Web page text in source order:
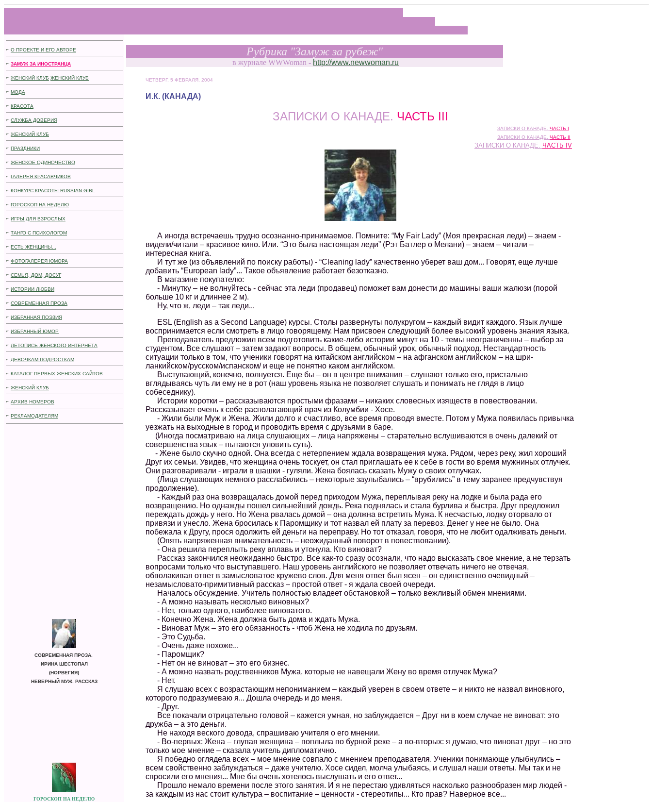
О ПРОЕКТЕ И ЕГО АВТОРЕ
ЗАМУЖ ЗА ИНОСТРАНЦА
ЖЕНСКИЙ КЛУБ ЖЕНСКИЙ КЛУБ
МОДА
КРАСОТА
СЛУЖБА ДОВЕРИЯ
ЖЕНСКИЙ КЛУБ
ПРАЗДНИКИ
ЖЕНСКОЕ ОДИНОЧЕСТВО
ГАЛЕРЕЯ КРАСАВЧИКОВ
КОНКУРС КРАСОТЫ RUSSIAN GIRL
ГОРОСКОП НА НЕДЕЛЮ
ИГРЫ ДЛЯ ВЗРОСЛЫХ
ТАНГО С ПСИХОЛОГОМ
ЕСТЬ ЖЕНЩИНЫ...
ФОТОГАЛЕРЕЯ ЮМОРА
СЕМЬЯ, ДОМ, ДОСУГ
ИСТОРИИ ЛЮБВИ
СОВРЕМЕННАЯ ПРОЗА
ИЗБРАННАЯ ПОЭЗИЯ
ИЗБРАННЫЙ ЮМОР
ЛЕТОПИСЬ ЖЕНСКОГО ИНТЕРНЕТА
ДЕВОЧКАМ-ПОДРОСТКАМ
КАТАЛОГ ПЕРВЫХ ЖЕНСКИХ САЙТОВ
ЖЕНСКИЙ КЛУБ
АРХИВ НОМЕРОВ
РЕКЛАМОДАТЕЛЯМ
СОВРЕМЕННАЯ ПРОЗА.
ИРИНА ШЕСТОПАЛ
(НОРВЕГИЯ)
НЕВЕРНЫЙ МУЖ. РАССКАЗ
ГОРОСКОП НА НЕДЕЛЮ
Рубрика "Замуж за рубеж"
в журнале WWWoman - http://www.newwoman.ru
ЧЕТВЕРГ, 5 ФЕВРАЛЯ, 2004
И.К. (КАНАДА)
ЗАПИСКИ О КАНАДЕ. ЧАСТЬ III
ЗАПИСКИ О КАНАДЕ. ЧАСТЬ I
ЗАПИСКИ О КАНАДЕ. ЧАСТЬ II
ЗАПИСКИ О КАНАДЕ. ЧАСТЬ IV
А иногда встречаешь трудно осознанно-принимаемое. Помните: “My Fair Lady” (Моя прекрасная леди) – знаем -
видели/читали – красивое кино. Или. “Это была настоящая леди” (Рэт Батлер о Мелани) – знаем – читали –
интересная книга.
И тут же (из объявлений по поиску работы) - “Cleaning lady” качественно уберет ваш дом... Говорят, еще лучше
добавить “European lady”... Такое объявление работает безотказно.
В магазине покупателю:
- Минутку – не волнуйтесь - сейчас эта леди (продавец) поможет вам донести до машины ваши жалюзи (порой
больше 10 кг и длиннее 2 м).
Ну, что ж, леди – так леди...
ESL (English as a Second Language) курсы. Столы развернуты полукругом – каждый видит каждого. Язык лучше
воспринимается если смотреть в лицо говорящему. Нам присвоен следующий более высокий уровень знания языка.
Преподаватель предложил всем подготовить какие-либо истории минут на 10 - темы неограниченны – выбор за
студентом. Все слушают – затем задают вопросы. В общем, обычный урок, обычный подход. Нестандартность
ситуации только в том, что ученики говорят на китайском английском – на афганском английском – на шри-
ланкийском/русском/испанском/ и еще не понятно каком английском.
Выступающий, конечно, волнуется. Еще бы – он в центре внимания – слушают только его, пристально
вглядываясь чуть ли ему не в рот (наш уровень языка не позволяет слушать и понимать не глядя в лицо
собеседнику).
Истории коротки – рассказываются простыми фразами – никаких словесных изяществ в повествовании.
Рассказывает очень к себе располагающий врач из Колумбии - Хосе.
- Жили были Муж и Жена. Жили долго и счастливо, все время проводя вместе. Потом у Мужа появилась привычка
уезжать на выходные в город и проводить время с друзьями в баре.
(Иногда посматриваю на лица слушающих – лица напряжены – старательно вслушиваются в очень далекий от
совершенства язык – пытаются уловить суть).
- Жене было скучно одной. Она всегда с нетерпением ждала возвращения мужа. Рядом, через реку, жил хороший
Друг их семьи. Увидев, что женщина очень тоскует, он стал приглашать ее к себе в гости во время мужниных отлучек.
Они разговаривали - играли в шашки - гуляли. Жена боялась сказать Мужу о своих отлучках.
(Лица слушающих немного расслабились – некоторые заулыбались – “врубились” в тему заранее предчувствуя
продолжение).
- Каждый раз она возвращалась домой перед приходом Мужа, переплывая реку на лодке и была рада его
возвращению. Но однажды пошел сильнейший дождь. Река поднялась и стала бурлива и быстра. Друг предложил
переждать дождь у него. Но Жена рвалась домой – она должна встретить Мужа. К несчастью, лодку оторвало от
привязи и унесло. Жена бросилась к Паромщику и тот назвал ей плату за перевоз. Денег у нее не было. Она
побежала к Другу, прося одолжить ей деньги на переправу. Но тот отказал, говоря, что не любит одалживать деньги.
(Опять напряженная внимательность – неожиданный поворот в повествовании).
- Она решила переплыть реку вплавь и утонула. Кто виноват?
Рассказ закончился неожиданно быстро. Все как-то сразу осознали, что надо высказать свое мнение, а не терзать
вопросами только что выступавшего. Наш уровень английского не позволяет отвечать ничего не отвечая,
обволакивая ответ в замысловатое кружево слов. Для меня ответ был ясен – он единственно очевидный –
незамысловато-примитивный рассказ – простой ответ - я ждала своей очереди.
Началось обсуждение. Учитель полностью владеет обстановкой – только вежливый обмен мнениями.
- А можно называть несколько виновных?
- Нет, только одного, наиболее виноватого.
- Конечно Жена. Жена должна быть дома и ждать Мужа.
- Виноват Муж – это его обязанность - чтоб Жена не ходила по друзьям.
- Это Судьба.
- Очень даже похоже...
- Паромщик?
- Нет он не виноват – это его бизнес.
- А можно назвать родственников Мужа, которые не навещали Жену во время отлучек Мужа?
- Нет.
Я слушаю всех с возрастающим непониманием – каждый уверен в своем ответе – и никто не назвал виновного,
которого подразумеваю я... Дошла очередь и до меня.
- Друг.
Все покачали отрицательно головой – кажется умная, но заблуждается – Друг ни в коем случае не виноват: это
дружба – а это деньги.
Не находя веского довода, спрашиваю учителя о его мнении.
- Во-первых: Жена – глупая женщина – поплыла по бурной реке – а во-вторых: я думаю, что виноват друг – но это
только мое мнение – сказала учитель дипломатично.
Я победно оглядела всех – мое мнение совпало с мнением преподавателя. Ученики понимающе улыбнулись –
всем свойственно заблуждаться – даже учителю. Хосе сидел, молча улыбаясь, и слушал наши ответы. Мы так и не
спросили его мнения... Мне бы очень хотелось выслушать и его ответ...
Прошло немало времени после этого занятия. И я не перестаю удивляться насколько разнообразен мир людей -
за каждым из нас стоит культура – воспитание – ценности - стереотипы... Кто прав? Наверное все...